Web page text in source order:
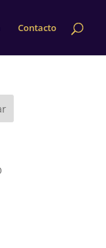
Contacto